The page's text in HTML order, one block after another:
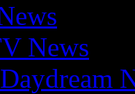
News